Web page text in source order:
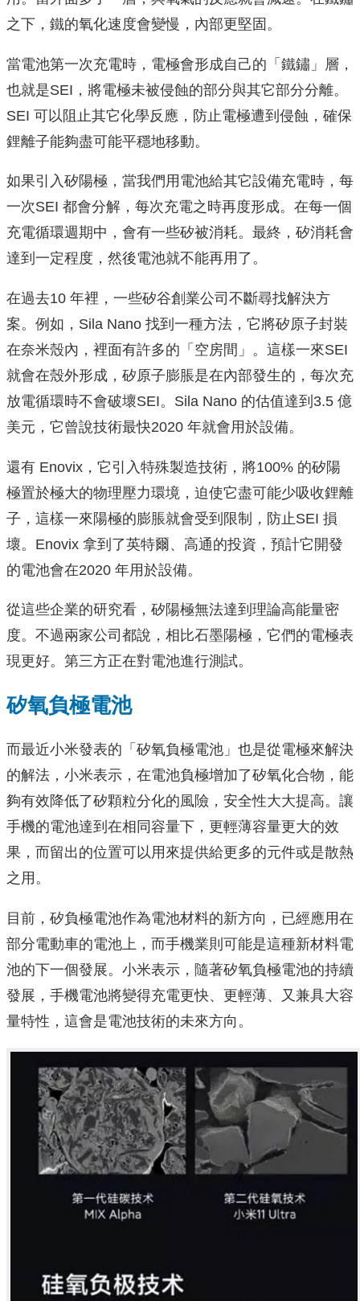
之下，鐵的氧化速度會變慢，內部更堅固。
當電池第一次充電時，電極會形成自己的「鐵鏽」層，
也就是SEI，將電極未被侵蝕的部分與其它部分分離。
SEI 可以阻止其它化學反應，防止電極遭到侵蝕，確保
鋰離子能夠盡可能平穩地移動。
如果引入矽陽極，當我們用電池給其它設備充電時，每
一次SEI 都會分解，每次充電之時再度形成。在每一個
充電循環週期中，會有一些矽被消耗。最終，矽消耗會
達到一定程度，然後電池就不能再用了。
在過去10 年裡，一些矽谷創業公司不斷尋找解決方
案。例如，Sila Nano 找到一種方法，它將矽原子封裝
在奈米殼內，裡面有許多的「空房間」。這樣一來SEI
就會在殼外形成，矽原子膨脹是在內部發生的，每次充
放電循環時不會破壞SEI。Sila Nano 的估值達到3.5 億
美元，它曾說技術最快2020 年就會用於設備。
還有 Enovix，它引入特殊製造技術，將100% 的矽陽
極置於極大的物理壓力環境，迫使它盡可能少吸收鋰離
子，這樣一來陽極的膨脹就會受到限制，防止SEI 損
壞。Enovix 拿到了英特爾、高通的投資，預計它開發
的電池會在2020 年用於設備。
從這些企業的研究看，矽陽極無法達到理論高能量密
度。不過兩家公司都說，相比石墨陽極，它們的電極表
現更好。第三方正在對電池進行測試。
矽氧負極電池
而最近小米發表的「矽氧負極電池」也是從電極來解決
的解法，小米表示，在電池負極增加了矽氧化合物，能
夠有效降低了矽顆粒分化的風險，安全性大大提高。讓
手機的電池達到在相同容量下，更輕薄容量更大的效
果，而留出的位置可以用來提供給更多的元件或是散熱
之用。
目前，矽負極電池作為電池材料的新方向，已經應用在
部分電動車的電池上，而手機業則可能是這種新材料電
池的下一個發展。小米表示，隨著矽氧負極電池的持續
發展，手機電池將變得充電更快、更輕薄、又兼具大容
量特性，這會是電池技術的未來方向。